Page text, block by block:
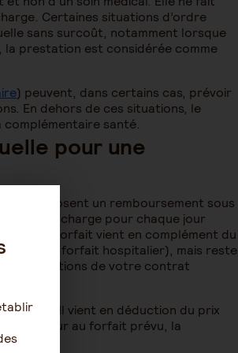
Certaines situations d’ordre
sans surcoût, notamment lorsque
la prestation est considérée comme
) peuvent, dans certains cas, prévoir
En dehors de ces situations, le
complémentaire santé.
pour une
proposent un remboursement sous
pris en charge pour chaque jour
Ce forfait vient en complément du
forfait hospitalier), mais reste
les conditions de votre contrat
jour. Il vient en déduction du prix
supérieur au forfait prévu, la